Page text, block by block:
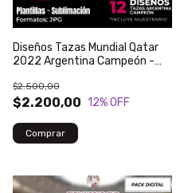
Diseños Tazas Mundial Qatar
2022 Argentina Campeón -
$2.200,00
$2.500,00
12% OFF